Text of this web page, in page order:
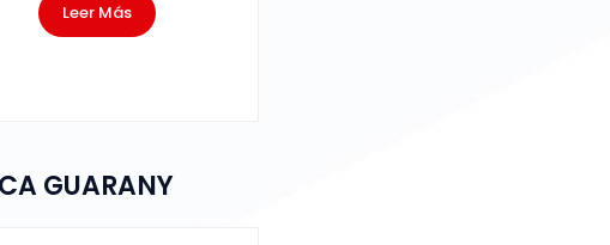
Leer Más
GUARANY